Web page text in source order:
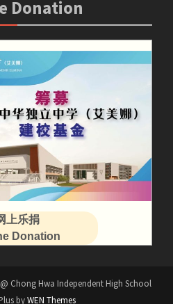
Donation
上乐捐
Donation
Chong Hwa Independent High School
byWEN Themes